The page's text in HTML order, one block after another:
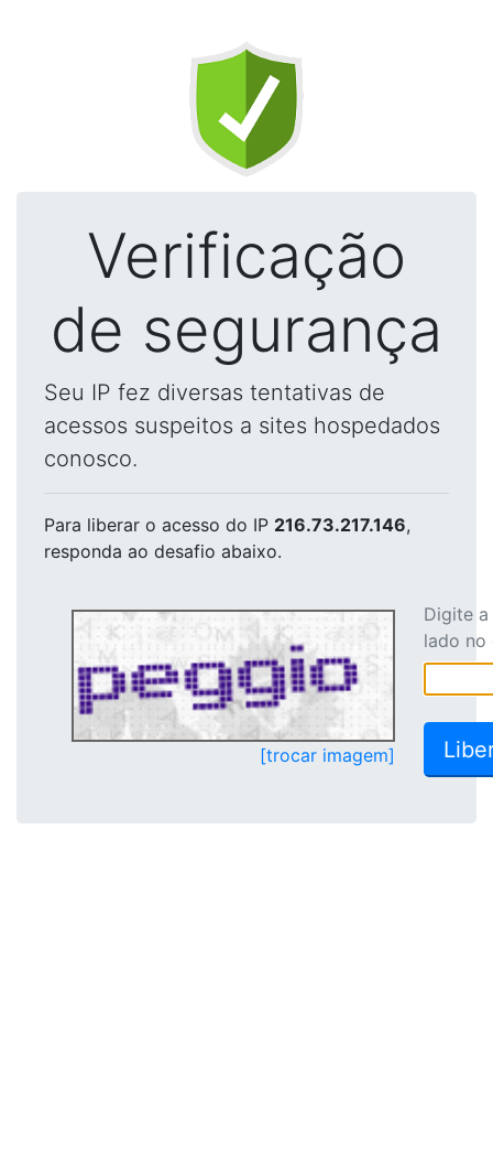
Verificação
de segurança
Seu IP fez diversas tentativas de
acessos suspeitos a sites hospedados
conosco.
Para liberar o acesso do IP 216.73.217.146,
responda ao desafio abaixo.
[trocar imagem]
Digite
lado no